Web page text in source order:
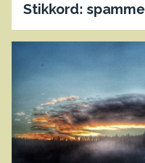
Stikkord: spamme